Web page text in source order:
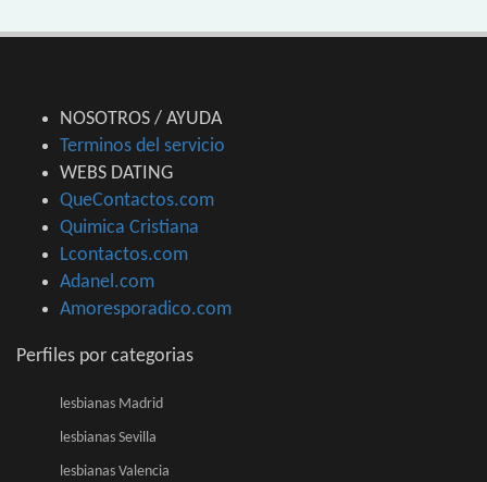
NOSOTROS / AYUDA
Terminos del servicio
WEBS DATING
QueContactos.com
Quimica Cristiana
Lcontactos.com
Adanel.com
Amoresporadico.com
Perfiles por categorias
lesbianas Madrid
lesbianas Sevilla
lesbianas Valencia